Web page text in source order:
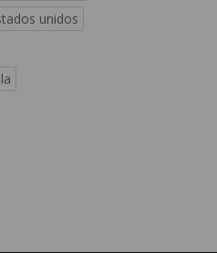
unidos